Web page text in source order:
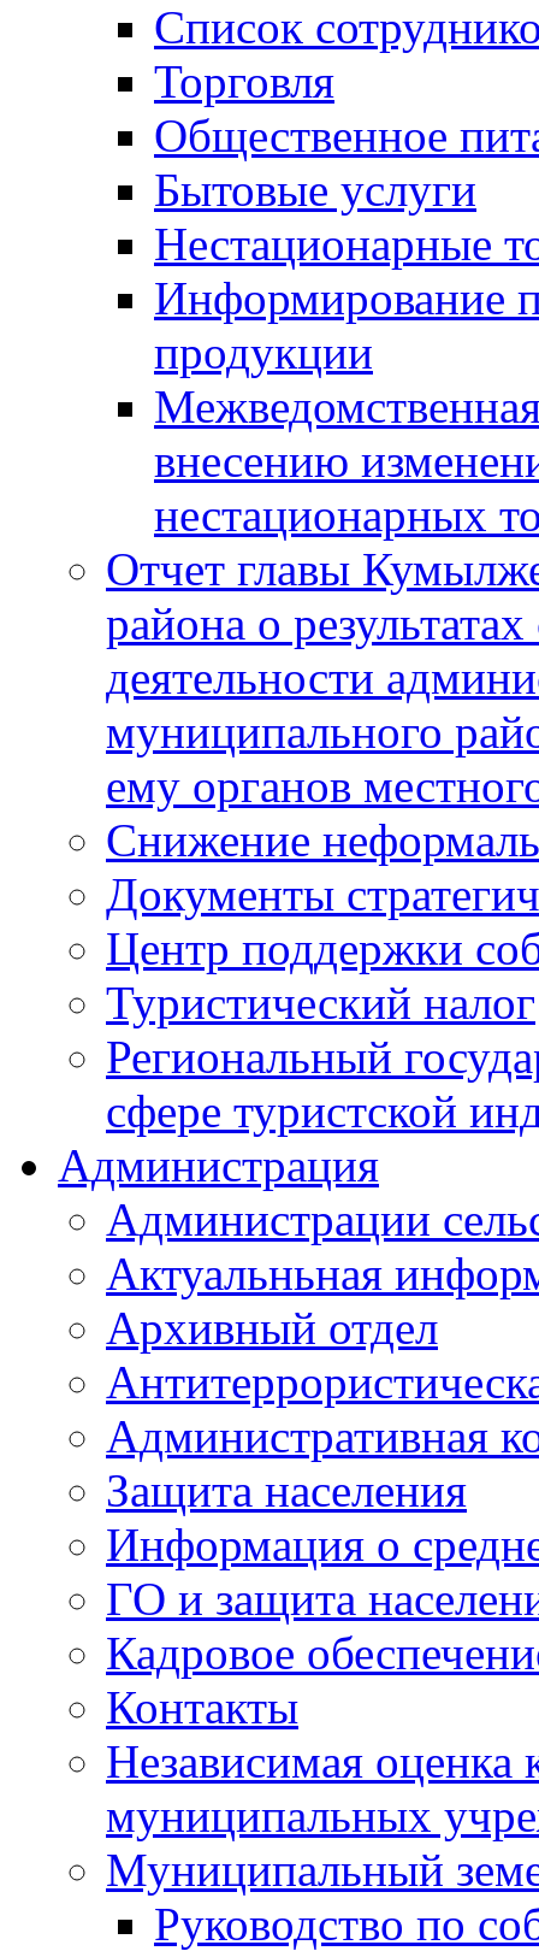
Список
Торговля
Общественное
Бытовые услуги
Нестационарные
Информирование
продукции
внесению
нестационарных
Отчет главы
района о
деятельности
муниципального
ему органов
Снижение
Документы
Центр поддержки
Туристический налог
Региональный
сфере туристской
Администрация
Администрации
Актуальньная
Архивный отдел
Административная
Защита населения
Информация о
ГО и защита
Кадровое
Контакты
Независимая оценка
муниципальных
Муниципальный
Руководство по